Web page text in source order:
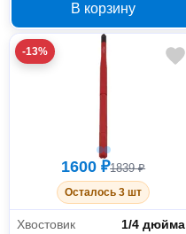
В корзину
-13%
1600 ₽1839 ₽
Осталось 3 шт
Хвостовик
1/4 дюйма